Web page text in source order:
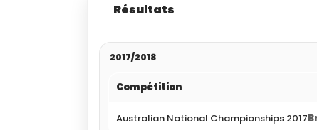
Résultats
2017/2018
Compétition
Australian National Championships 2017